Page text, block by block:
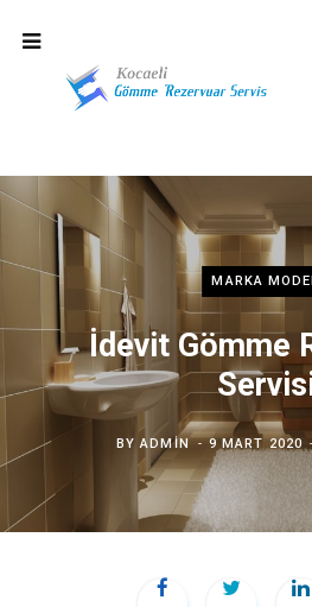
MARKA
İdevit Gömme
BYADMIN 9 MART 2020